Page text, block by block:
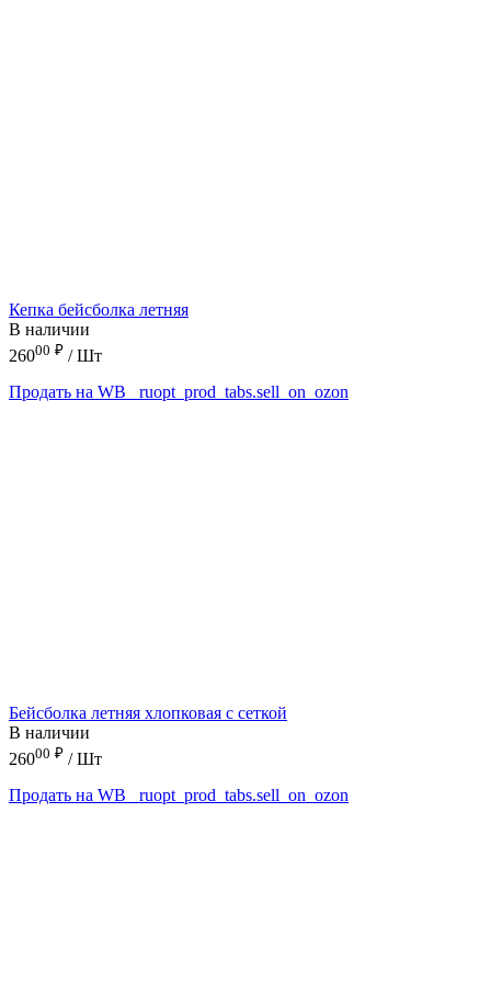
Кепка бейсболка летняя
В наличии
26000 ₽ / Шт
Продать на WB
_ruopt_prod_tabs.sell_on_ozon
Бейсболка летняя хлопковая с сеткой
В наличии
26000 ₽ / Шт
Продать на WB
_ruopt_prod_tabs.sell_on_ozon